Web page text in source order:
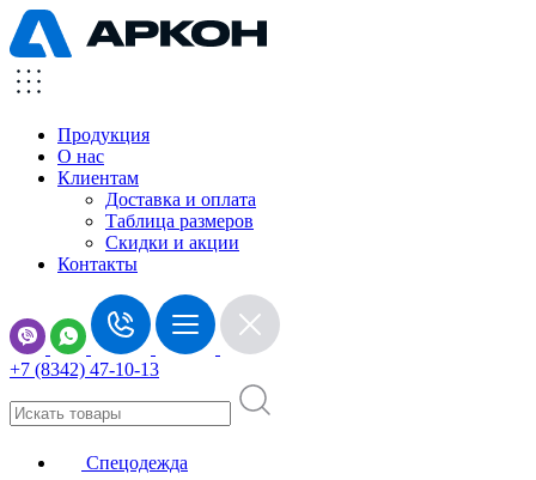
Продукция
О нас
Клиентам
Доставка и оплата
Таблица размеров
Скидки и акции
Контакты
+7 (8342) 47-10-13
Спецодежда